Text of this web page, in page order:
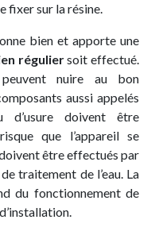
fixer sur la résine.
bien et apporte une
réguliersoit effectué.
nuire au bon
aussi appelés
d’usure doivent être
que l’appareil se
être effectués par
traitement de l’eau. La
du fonctionnement de